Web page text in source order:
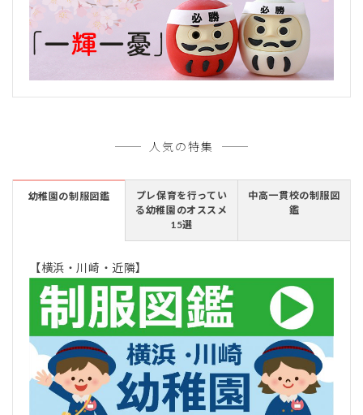
人気の特集
幼稚園の制服図鑑
プレ保育を行ってい
る幼稚園のオススメ
15選
中高一貫校の制服図
鑑
【横浜・川崎・近隣】